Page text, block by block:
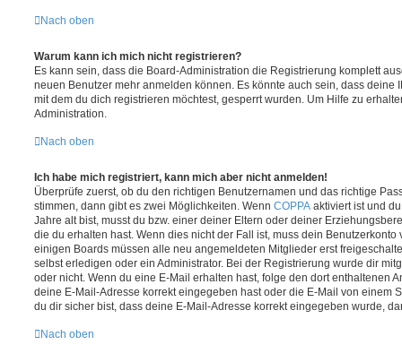
Nach oben
Warum kann ich mich nicht registrieren?
Es kann sein, dass die Board-Administration die Registrierung komplett
neuen Benutzer mehr anmelden können. Es könnte auch sein, dass deine
mit dem du dich registrieren möchtest, gesperrt wurden. Um Hilfe zu
Administration.
Nach oben
Ich habe mich registriert, kann mich aber nicht anmelden!
Überprüfe zuerst, ob du den richtigen Benutzernamen und das richtige
stimmen, dann gibt es zwei Möglichkeiten. Wenn COPPA aktiviert ist und
Jahre alt bist, musst du bzw. einer deiner Eltern oder deiner
die du erhalten hast. Wenn dies nicht der Fall ist, muss dein
einigen Boards müssen alle neu angemeldeten Mitglieder erst
selbst erledigen oder ein Administrator. Bei der Registrierung wurde dir
oder nicht. Wenn du eine E-Mail erhalten hast, folge den dort enthaltenen
deine E-Mail-Adresse korrekt eingegeben hast oder die E-Mail von einem
du dir sicher bist, dass deine E-Mail-Adresse korrekt eingegeben wurde,
Nach oben